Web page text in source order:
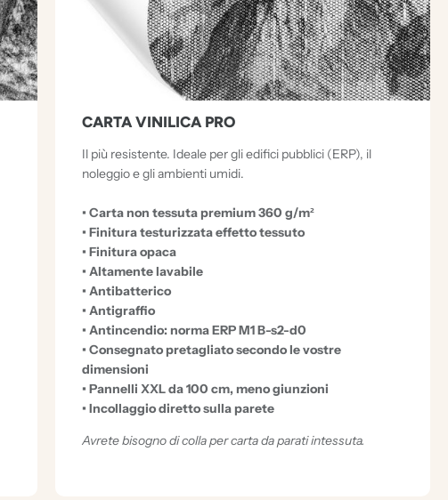
CARTA VINILICA PRO
Il più resistente. Ideale per gli edifici pubblici (ERP), il
noleggio e gli ambienti umidi.
• Carta non tessuta premium 360 g/m²
• Finitura testurizzata effetto tessuto
• Finitura opaca
• Altamente lavabile
• Antibatterico
• Antigraffio
• Antincendio: norma ERP M1 B-s2-d0
• Consegnato pretagliato secondo le vostre
dimensioni
• Pannelli XXL da 100 cm, meno giunzioni
• Incollaggio diretto sulla parete
Avrete bisogno di colla per carta da parati intessuta.